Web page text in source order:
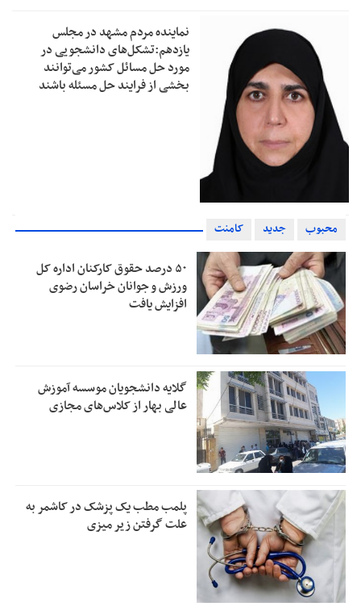
نماینده مردم مشهد در مجلس
یازدهم:تشکل‌های دانشجویی در
مورد حل مسائل کشور می‌توانند
بخشی از فرایند حل مسئله باشند
محبوب جدید کامنت
۵۰ درصد حقوق کارکنان اداره کل
ورزش و جوانان خراسان رضوی
افزایش یافت
گلایه دانشجویان موسسه آموزش
عالی بهار از کلاس‌های مجازی
پلمب مطب یک پزشک در کاشمر به
علت گرفتن زیر میزی